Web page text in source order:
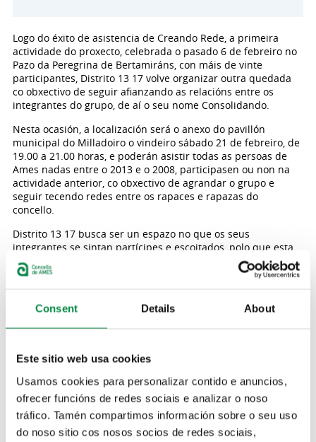
Consent Details About
Este sitio web usa cookies
Usamos cookies para personalizar contido e anuncios,
ofrecer funcións de redes sociais e analizar o noso
tráfico. Tamén compartimos información sobre o seu uso
do noso sitio cos nosos socios de redes sociais,
Logo do éxito de asistencia de Creando Rede, a primeira
actividade do proxecto, celebrada o pasado 6 de febreiro no
Pazo da Peregrina de Bertamiráns, con máis de vinte
participantes, Distrito 13 17 volve organizar outra quedada
co obxectivo de seguir afianzando as relacións entre os
integrantes do grupo, de aí o seu nome Consolidando.
Nesta ocasión, a localización será o anexo do pavillón
municipal do Milladoiro o vindeiro sábado 21 de febreiro, de
19.00 a 21.00 horas, e poderán asistir todas as persoas de
Ames nadas entre o 2013 e o 2008, participasen ou non na
actividade anterior, co obxectivo de agrandar o grupo e
seguir tecendo redes entre os rapaces e rapazas do
concello.
Distrito 13 17 busca ser un espazo no que os seus
integrantes se sintan partícipes e escoitados, polo que esta
segunda sesión vai ter dúas partes: unha primeira metade
con dinámicas de presentación, onde as persoas que non
segunda na que se levarán a cabo dinámicas de distensión e
demais xogos.
Distrito 13 17 é un espazo activo, unha alternativa para que a
xuventude do concello entre os 13 e os 17 anos se coñeza e
estableza nexos de unión e relacións sas, e onde a mocidade
sexa a verdadeira protagonista do seu lecer. Cada encontro
será unha oportunidade para expresarse, compartir,
aprender e construír grupo, sempre nun ambiente seguro,
respectuoso e participativo.